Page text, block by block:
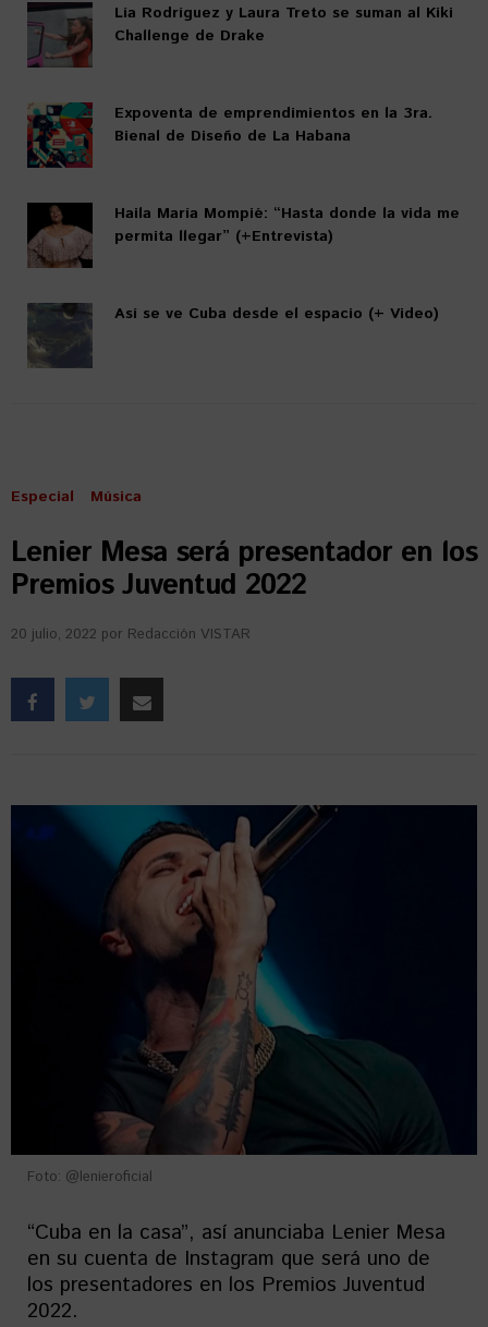
Lía Rodríguez y Laura Treto se suman al Kiki
Challenge de Drake
Expoventa de emprendimientos en la 3ra.
Bienal de Diseño de La Habana
Haila María Mompié: “Hasta donde la vida me
permita llegar” (+Entrevista)
Así se ve Cuba desde el espacio (+ Video)
Especial Música
Lenier Mesa será presentador en los
Premios Juventud 2022
20 julio, 2022 por Redacción VISTAR
Foto: @lenieroficial
“Cuba en la casa”, así anunciaba Lenier Mesa
en su cuenta de Instagram que será uno de
los presentadores en los Premios Juventud
2022.